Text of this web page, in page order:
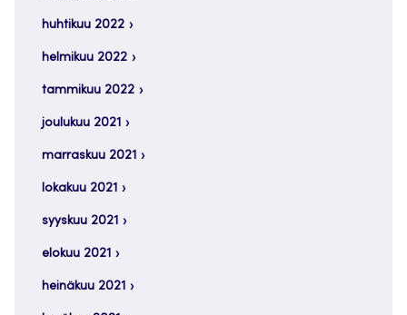
huhtikuu 2022
helmikuu 2022
tammikuu 2022
joulukuu 2021
marraskuu 2021
lokakuu 2021
syyskuu 2021
elokuu 2021
heinäkuu 2021